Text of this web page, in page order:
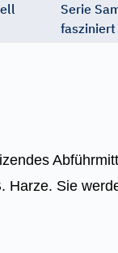
Serie
fasziniert
Harze. Sie